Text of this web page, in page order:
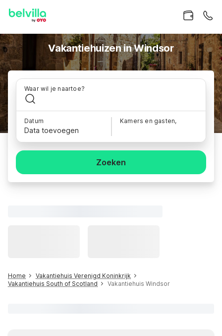
Vakantiehuizen in Windsor
Waar wil je naartoe?
Datum
Data toevoegen
Kamers en gasten,
Zoeken
Home
Vakantiehuis Verenigd Koninkrijk
Vakantiehuis South of Scotland
Vakantiehuis Windsor